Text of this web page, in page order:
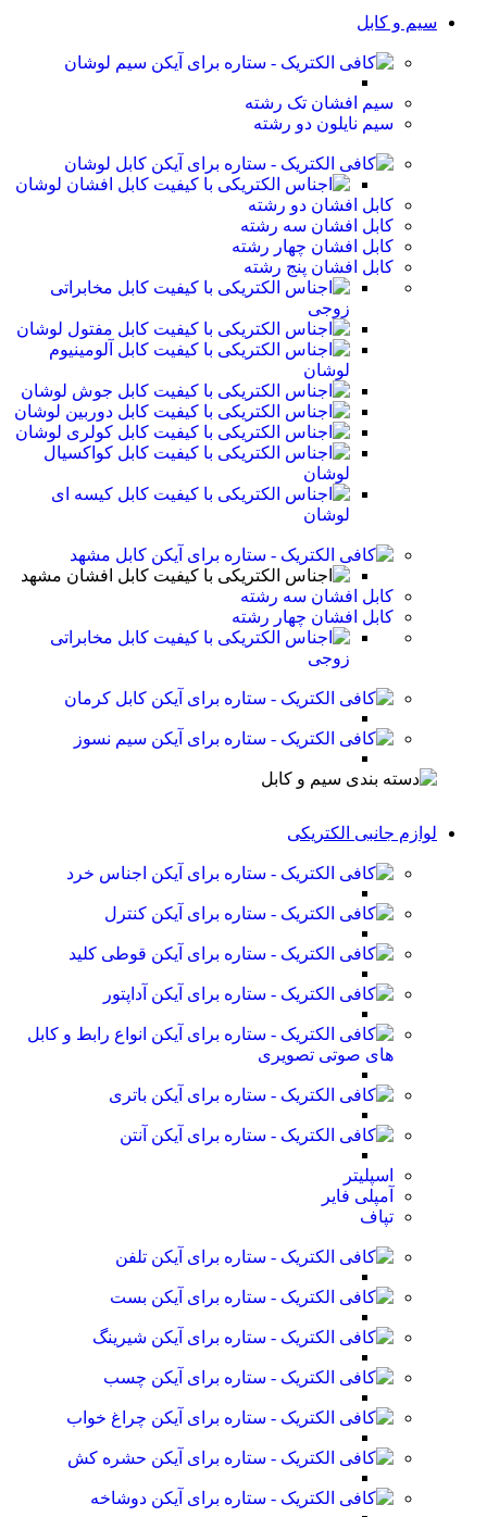
سیم و کابل
سیم لوشان
سیم افشان تک رشته
سیم نایلون دو رشته
کابل لوشان
کابل افشان لوشان
کابل افشان دو رشته
کابل افشان سه رشته
کابل افشان چهار رشته
کابل افشان پنج رشته
کابل مخابراتی
زوجی
کابل مفتول لوشان
کابل آلومینیوم
لوشان
کابل جوش لوشان
کابل دوربین لوشان
کابل کولری لوشان
کابل کواکسیال
لوشان
کابل کیسه ای
لوشان
کابل مشهد
کابل افشان مشهد
کابل افشان سه رشته
کابل افشان چهار رشته
کابل مخابراتی
زوجی
کابل کرمان
سیم نسوز
لوازم جانبی الکتریکی
اجناس خرد
کنترل
قوطی کلید
آداپتور
انواع رابط و کابل
های صوتی تصویری
باتری
آنتن
اسپلیتر
آمپلی فایر
تپاف
تلفن
بست
شیرینگ
چسب
چراغ خواب
حشره کش
دوشاخه